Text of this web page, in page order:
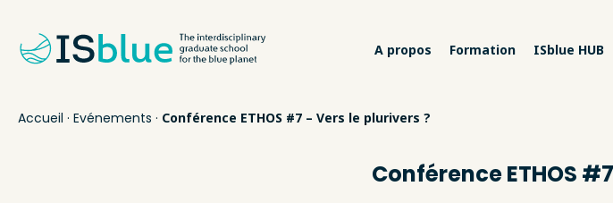
A propos Formation ISblue HUB
Accueil · Evénements · Conférence ETHOS #7 – Vers le plurivers ?
Conférence ETHOS